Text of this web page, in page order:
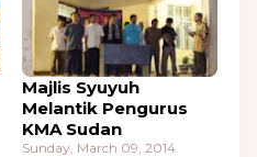
Majlis Syuyuh
Melantik Pengurus
KMA Sudan
Sunday, March 09, 2014